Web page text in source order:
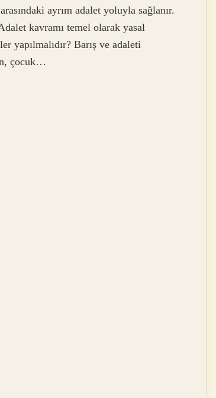
ayrım adalet yoluyla sağlanır.
kavramı temel olarak yasal
yapılmalıdır? Barış ve adaleti
çocuk…